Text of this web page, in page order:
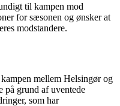
til kampen mod
for sæsonen og ønsker at
modstandere.
mellem Helsingør og
grund af uventede
som har